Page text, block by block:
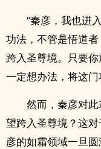
“秦彦，我也进
功法，不管是悟道
跨入圣尊境。只要
一定想办法，将这门
然而，秦彦对
望跨入圣尊境？这
彦的如霜领域一旦